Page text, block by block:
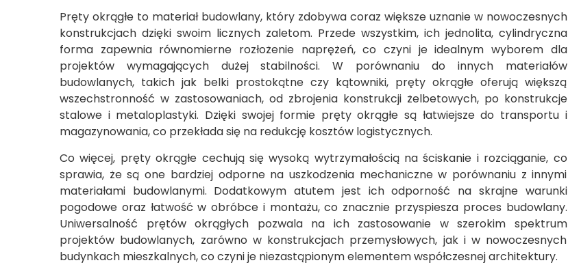
Pręty okrągłe to materiał budowlany, który zdobywa coraz większe uznanie w nowoczesnych
konstrukcjach dzięki swoim licznych zaletom. Przede wszystkim, ich jednolita, cylindryczna
forma zapewnia równomierne rozłożenie naprężeń, co czyni je idealnym wyborem dla
projektów wymagających dużej stabilności. W porównaniu do innych materiałów
budowlanych, takich jak belki prostokątne czy kątowniki, pręty okrągłe oferują większą
wszechstronność w zastosowaniach, od zbrojenia konstrukcji żelbetowych, po konstrukcje
stalowe i metaloplastyki. Dzięki swojej formie pręty okrągłe są łatwiejsze do transportu i
magazynowania, co przekłada się na redukcję kosztów logistycznych.
Co więcej, pręty okrągłe cechują się wysoką wytrzymałością na ściskanie i rozciąganie, co
sprawia, że są one bardziej odporne na uszkodzenia mechaniczne w porównaniu z innymi
materiałami budowlanymi. Dodatkowym atutem jest ich odporność na skrajne warunki
pogodowe oraz łatwość w obróbce i montażu, co znacznie przyspiesza proces budowlany.
Uniwersalność prętów okrągłych pozwala na ich zastosowanie w szerokim spektrum
projektów budowlanych, zarówno w konstrukcjach przemysłowych, jak i w nowoczesnych
budynkach mieszkalnych, co czyni je niezastąpionym elementem współczesnej architektury.